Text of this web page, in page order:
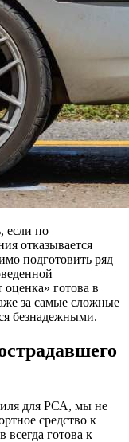
если по
отказывается
подготовить ряд
готова в
за самые сложные
безнадежными.
для РСА, мы не
средство к
готова к